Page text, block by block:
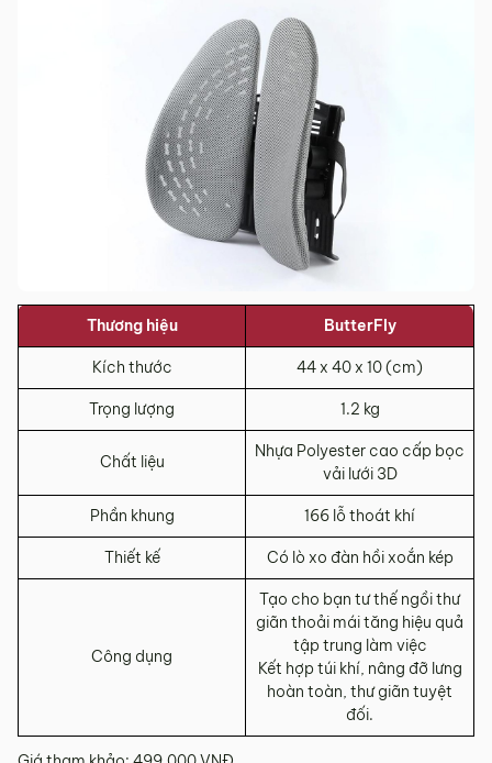
Thương hiệu ButterFly
Kích thước 44 x 40 x 10 (cm)
Trọng lượng 1.2 kg
Chất liệu
Nhựa Polyester cao cấp bọc
vải lưới 3D
Phần khung 166 lỗ thoát khí
Thiết kế Có lò xo đàn hồi xoắn kép
Công dụng
Tạo cho bạn tư thế ngồi thư
giãn thoải mái tăng hiệu quả
tập trung làm việc
️Kết hợp túi khí, nâng đỡ lưng
hoàn toàn, thư giãn tuyệt
đối.